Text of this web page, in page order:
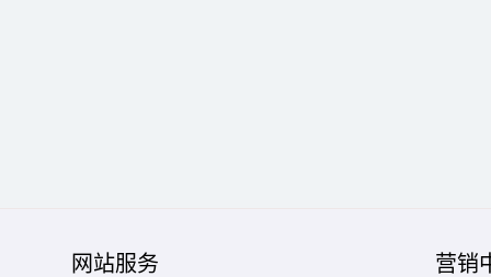
网站服务 营销